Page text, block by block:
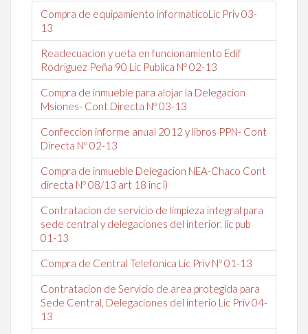
Compra de equipamiento informaticoLic Priv 03-
13
Readecuacion y ueta en funcionamiento Edif
Rodriguez Peña 90 Lic Publica Nº 02-13
Compra de inmueble para alojar la Delegacion
Msiones- Cont Directa Nº 03-13
Confeccion informe anual 2012 y libros PPN- Cont
Directa Nº 02-13
Compra de inmueble Delegacion NEA-Chaco Cont
directa Nº 08/13 art 18 inc i)
Contratacion de servicio de limpieza integral para
sede central y delegaciones del interior. lic pub
01-13
Compra de Central Telefonica Lic Priv Nº 01-13
Contratacion de Servicio de area protegida para
Sede Central, Delegaciones del interio Lic Priv 04-
13